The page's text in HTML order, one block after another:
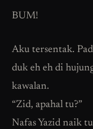
BUM!
Aku tersentak.
duk eh eh di
kawalan.
“Zid, apahal tu?”
Nafas Yazid naik